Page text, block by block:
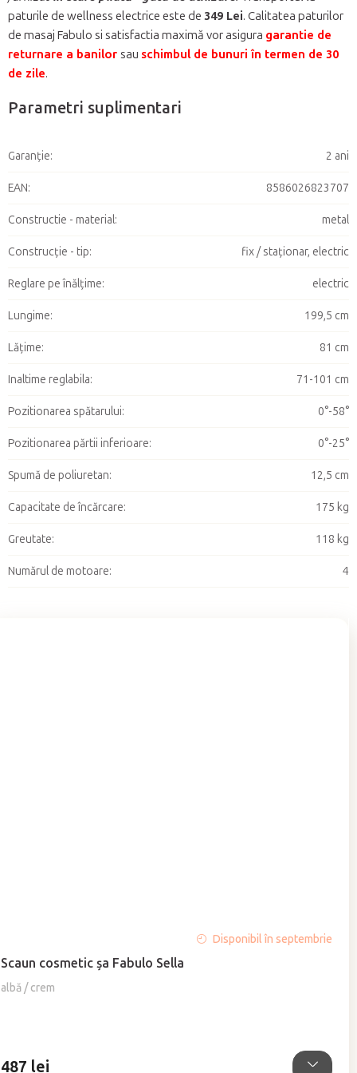
Scaun cosmetic şa Fabulo Sella
albă / crem
a
produsului
stele.
Disponibil în septembrie
487 lei
paturile de wellness electrice este de 349 Lei. Calitatea paturilor
de masaj Fabulo si satisfactia maximă vor asigura garantie de
returnare a banilor sau schimbul de bunuri în termen de 30
de zile.
Parametri suplimentari
Garanţie: 2 ani
EAN: 8586026823707
Constructie - material: metal
Construcție - tip: fix / staționar, electric
Reglare pe înălțime: electric
Lungime: 199,5 cm
Lățime: 81 cm
Inaltime reglabila: 71-101 cm
Pozitionarea spătarului: 0°-58°
Pozitionarea părtii inferioare: 0°-25°
Spumă de poliuretan: 12,5 cm
Capacitate de încărcare: 175 kg
Greutate: 118 kg
Numărul de motoare: 4